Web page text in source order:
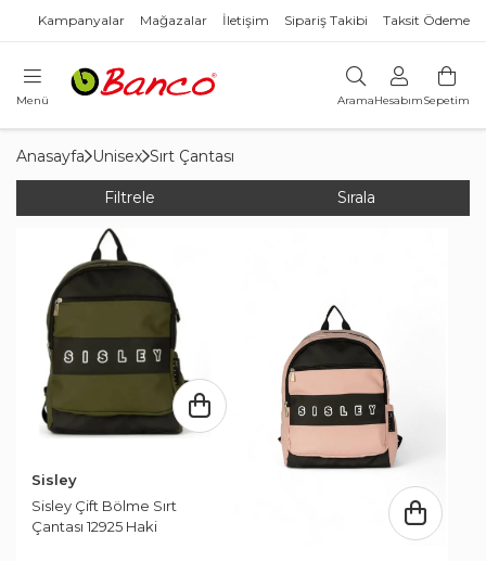
Kampanyalar Mağazalar İletişim Sipariş Takibi Taksit Ödeme
Menü AramaHesabımSepetim
Anasayfa Unisex Sırt Çantası
Filtrele Sırala
Sisley
Sisley Çift Bölme Sırt
Çantası 12925 Haki